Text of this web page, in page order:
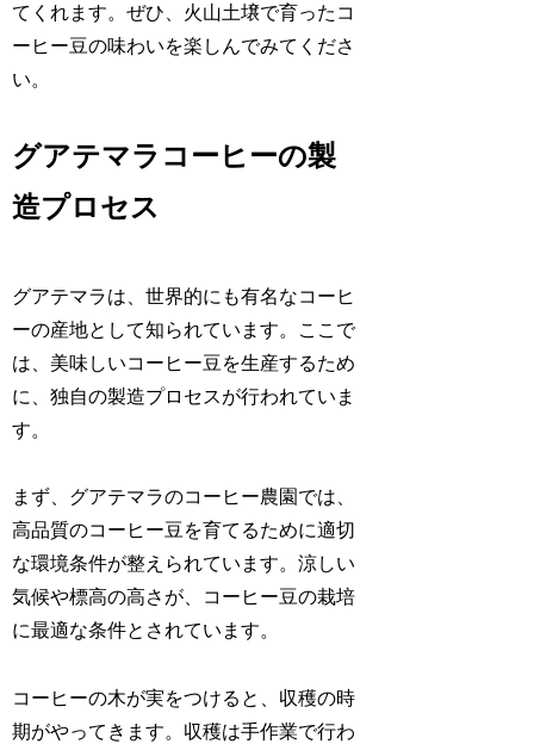
てくれます。ぜひ、火山土壌で育ったコ
ーヒー豆の味わいを楽しんでみてくださ
い。
グアテマラコーヒーの製
造プロセス
グアテマラは、世界的にも有名なコーヒ
ーの産地として知られています。ここで
は、美味しいコーヒー豆を生産するため
に、独自の製造プロセスが行われていま
す。
まず、グアテマラのコーヒー農園では、
高品質のコーヒー豆を育てるために適切
な環境条件が整えられています。涼しい
気候や標高の高さが、コーヒー豆の栽培
に最適な条件とされています。
コーヒーの木が実をつけると、収穫の時
期がやってきます。収穫は手作業で行わ